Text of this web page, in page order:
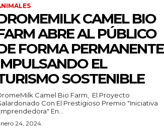
CAMEL BIO
ABRE AL PÚBLICO
FORMA PERMANENTE
EL
SOSTENIBLE
Camel Bio Farm, El Proyecto
Con El Prestigioso Premio "Iniciativa
En...
24, 2024